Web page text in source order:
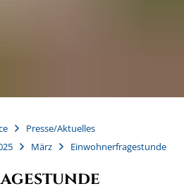
Presse/Aktuelles
März Einwohnerfragestunde